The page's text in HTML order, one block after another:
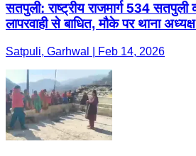
सतपुली: राष्ट्रीय राजमार्ग 534 सतपुली
लापरवाही से बाधित, मौके पर थाना
Satpuli, Garhwal | Feb 14, 2026